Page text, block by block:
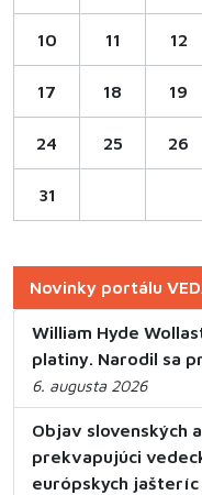
10 11 12
17 18 19
24 25 26
31
Novinky portálu
William Hyde
platiny. Narodil sa
6. augusta 2026
Objav slovenských
prekvapujúci
európskych jašteríc